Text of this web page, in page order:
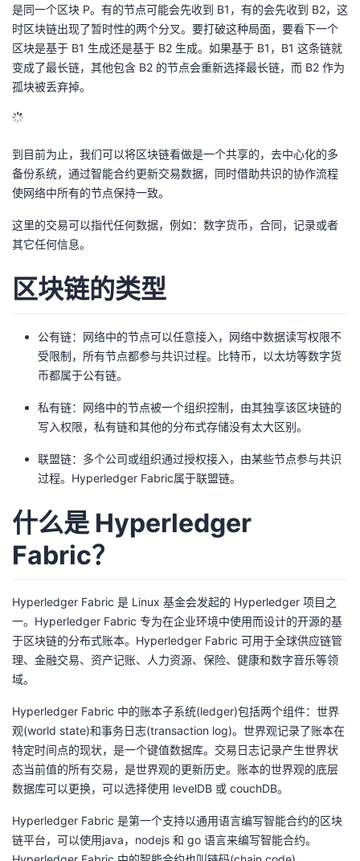
是同一个区块 P。有的节点可能会先收到 B1，有的会先收到 B2，这
时区块链出现了暂时性的两个分叉。要打破这种局面，要看下一个
区块是基于 B1 生成还是基于 B2 生成。如果基于 B1，B1 这条链就
变成了最长链，其他包含 B2 的节点会重新选择最长链，而 B2 作为
孤块被丢弃掉。
到目前为止，我们可以将区块链看做是一个共享的，去中心化的多
备份系统，通过智能合约更新交易数据，同时借助共识的协作流程
使网络中所有的节点保持一致。
这里的交易可以指代任何数据，例如：数字货币，合同，记录或者
其它任何信息。
区块链的类型
公有链：网络中的节点可以任意接入，网络中数据读写权限不
受限制，所有节点都参与共识过程。比特币，以太坊等数字货
币都属于公有链。
私有链：网络中的节点被一个组织控制，由其独享该区块链的
写入权限，私有链和其他的分布式存储没有太大区别。
联盟链：多个公司或组织通过授权接入，由某些节点参与共识
过程。Hyperledger Fabric属于联盟链。
什么是 Hyperledger
Fabric？
Hyperledger Fabric 是 Linux 基金会发起的 Hyperledger 项目之
一。Hyperledger Fabric 专为在企业环境中使用而设计的开源的基
于区块链的分布式账本。Hyperledger Fabric 可用于全球供应链管
理、金融交易、资产记账、人力资源、保险、健康和数字音乐等领
域。
Hyperledger Fabric 中的账本子系统(ledger)包括两个组件：世界
观(world state)和事务日志(transaction log)。世界观记录了账本在
特定时间点的现状，是一个键值数据库。交易日志记录产生世界状
态当前值的所有交易，是世界观的更新历史。账本的世界观的底层
数据库可以更换，可以选择使用 levelDB 或 couchDB。
Hyperledger Fabric 是第一个支持以通用语言编写智能合约的区块
链平台，可以使用java，nodejs 和 go 语言来编写智能合约。